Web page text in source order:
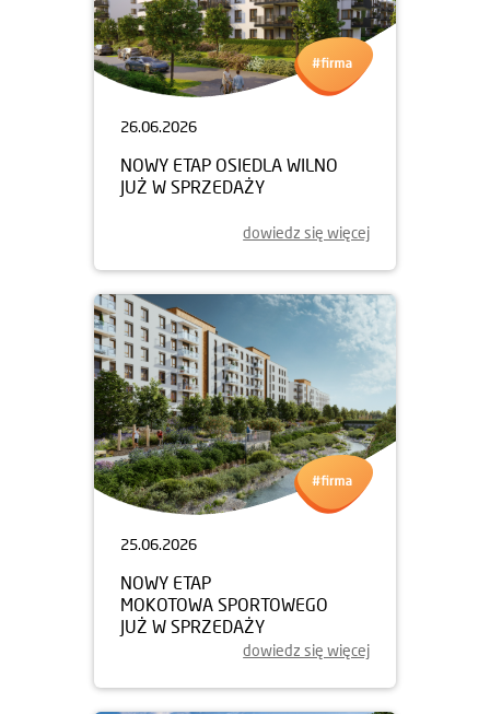
26.06.2026
NOWY ETAP OSIEDLA WILNO
JUŻ W SPRZEDAŻY
dowiedz się więcej
25.06.2026
NOWY ETAP
MOKOTOWA SPORTOWEGO
JUŻ W SPRZEDAŻY
dowiedz się więcej